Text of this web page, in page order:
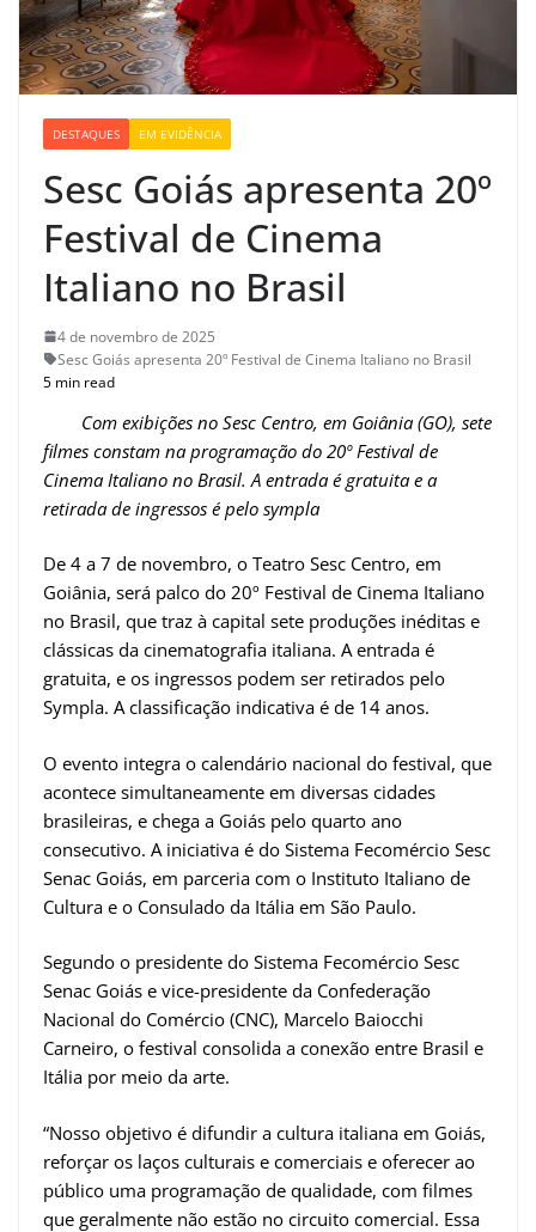
DESTAQUES EM EVIDÊNCIA
Sesc Goiás apresenta 20º
Festival de Cinema
Italiano no Brasil
4 de novembro de 2025
Sesc Goiás apresenta 20º Festival de Cinema Italiano no Brasil
5 min read
Com exibições no Sesc Centro, em Goiânia (GO), sete
filmes constam na programação do 20º Festival de
Cinema Italiano no Brasil. A entrada é gratuita e a
retirada de ingressos é pelo sympla
De 4 a 7 de novembro, o Teatro Sesc Centro, em
Goiânia, será palco do 20º Festival de Cinema Italiano
no Brasil, que traz à capital sete produções inéditas e
clássicas da cinematografia italiana. A entrada é
gratuita, e os ingressos podem ser retirados pelo
Sympla. A classificação indicativa é de 14 anos.
O evento integra o calendário nacional do festival, que
acontece simultaneamente em diversas cidades
brasileiras, e chega a Goiás pelo quarto ano
consecutivo. A iniciativa é do Sistema Fecomércio Sesc
Senac Goiás, em parceria com o Instituto Italiano de
Cultura e o Consulado da Itália em São Paulo.
Segundo o presidente do Sistema Fecomércio Sesc
Senac Goiás e vice-presidente da Confederação
Nacional do Comércio (CNC), Marcelo Baiocchi
Carneiro, o festival consolida a conexão entre Brasil e
Itália por meio da arte.
“Nosso objetivo é difundir a cultura italiana em Goiás,
reforçar os laços culturais e comerciais e oferecer ao
público uma programação de qualidade, com filmes
que geralmente não estão no circuito comercial. Essa